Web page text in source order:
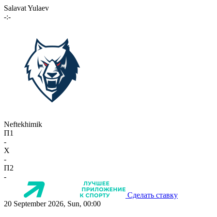
Salavat Yulaev
-:-
Neftekhimik
П1
-
X
-
П2
-
Сделать ставку
20 September 2026, Sun, 00:00